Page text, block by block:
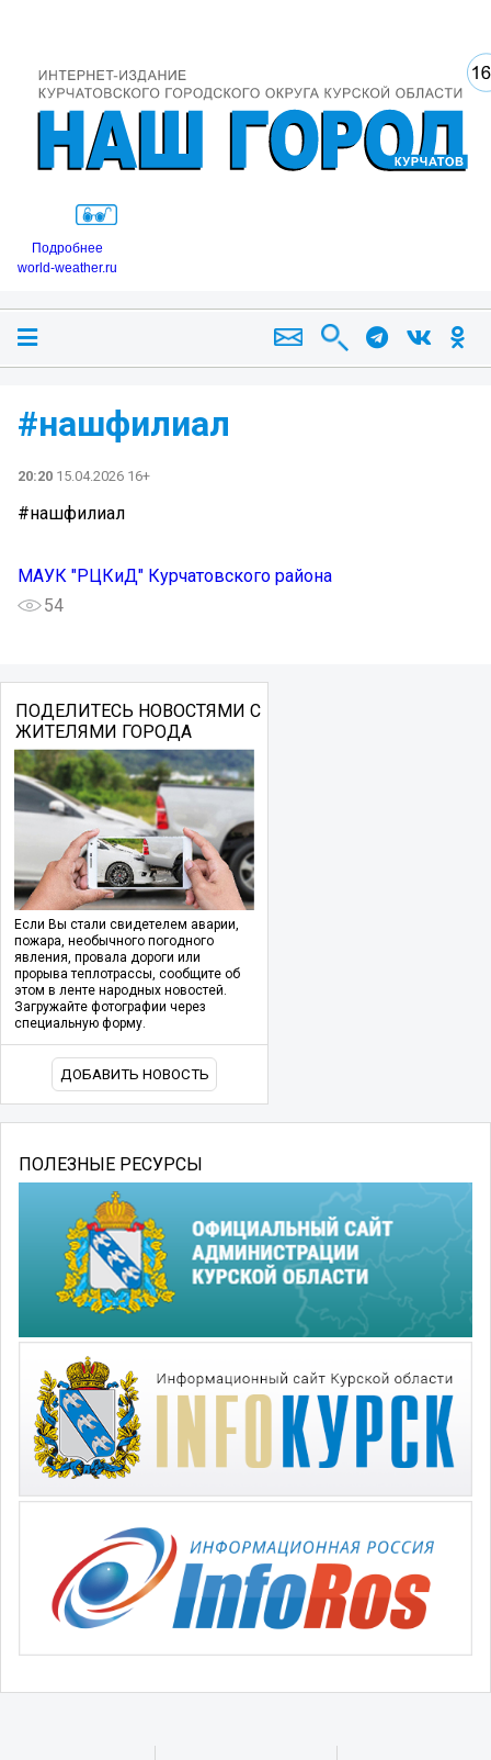
Подробнее
world-weather.ru
#нашфилиал ️
20:20 15.04.2026 16+
#нашфилиал ️
МАУК "РЦКиД" Курчатовского района
54
ПОДЕЛИТЕСЬ НОВОСТЯМИ С
ЖИТЕЛЯМИ ГОРОДА
Если Вы стали свидетелем аварии,
пожара, необычного погодного
явления, провала дороги или
прорыва теплотрассы, сообщите об
этом в ленте народных новостей.
Загружайте фотографии через
специальную форму.
ДОБАВИТЬ НОВОСТЬ
ПОЛЕЗНЫЕ РЕСУРСЫ